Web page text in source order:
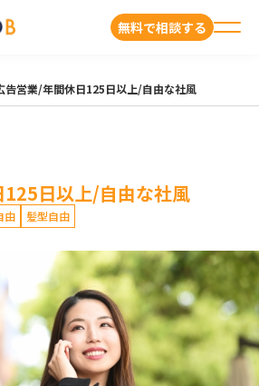
無料で相談する
告営業/年間休日125日以上/自由な社風
日以上/自由な社風
由 髪型自由